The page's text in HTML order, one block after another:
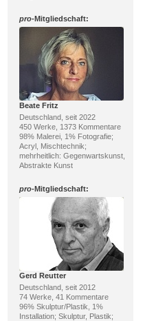
pro-Mitgliedschaft:
Beate Fritz
Deutschland, seit 2022
450 Werke, 1373 Kommentare
98% Malerei, 1% Fotografie;
Acryl, Mischtechnik;
mehrheitlich: Gegenwartskunst,
Abstrakte Kunst
pro-Mitgliedschaft:
Gerd Reutter
Deutschland, seit 2012
74 Werke, 41 Kommentare
96% Skulptur/Plastik, 1%
Installation; Skulptur, Plastik;